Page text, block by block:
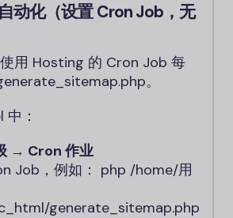
动化（设置 Cron Job，无
用 Hosting 的 Cron Job 每
。
：
→ Cron 作业
Job，例如： php /home/用
generate_sitemap.php